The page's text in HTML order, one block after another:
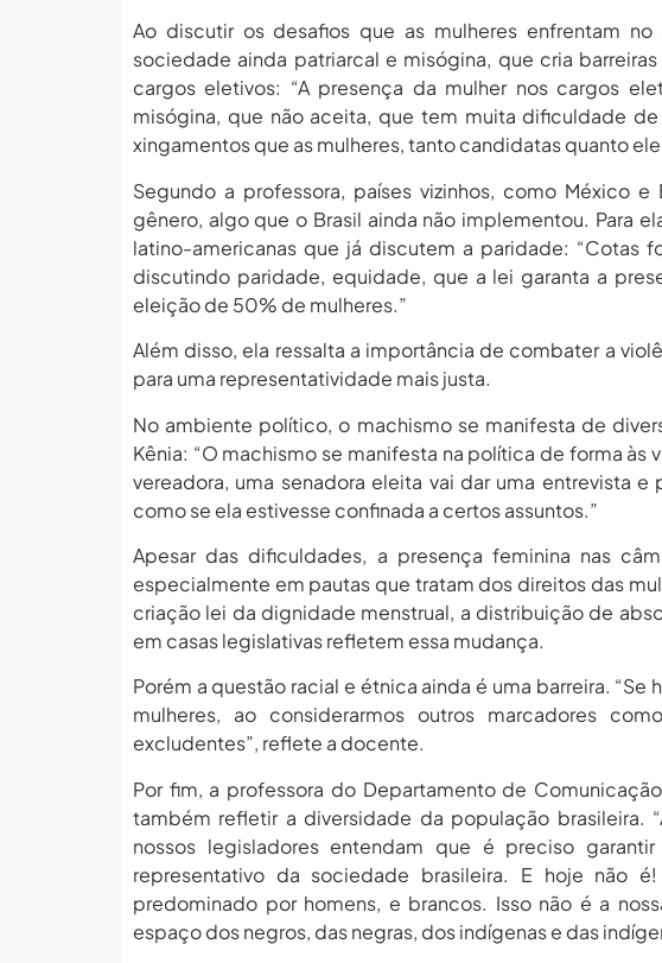
Ao discutir os desafios que as mulheres enfrentam
sociedade ainda patriarcal e misógina, que cria
cargos eletivos: “A presença da mulher nos cargos
misógina, que não aceita, que tem muita dificuldade
xingamentos que as mulheres, tanto candidatas quanto
Segundo a professora, países vizinhos, como México
gênero, algo que o Brasil ainda não implementou. Para
latino-americanas que já discutem a paridade: “Cotas
discutindo paridade, equidade, que a lei garanta a
eleição de 50% de mulheres.”
Além disso, ela ressalta a importância de combater a
para uma representatividade mais justa.
No ambiente político, o machismo se manifesta de
Kênia: “O machismo se manifesta na política de forma
vereadora, uma senadora eleita vai dar uma entrevista e
como se ela estivesse confinada a certos assuntos.”
Apesar das dificuldades, a presença feminina nas
especialmente em pautas que tratam dos direitos das
criação lei da dignidade menstrual, a distribuição de
em casas legislativas refletem essa mudança.
Porém a questão racial e étnica ainda é uma barreira.
mulheres, ao considerarmos outros marcadores
excludentes”, reflete a docente.
Por fim, a professora do Departamento de
também refletir a diversidade da população
nossos legisladores entendam que é preciso
representativo da sociedade brasileira. E hoje não
predominado por homens, e brancos. Isso não é a
espaço dos negros, das negras, dos indígenas e das